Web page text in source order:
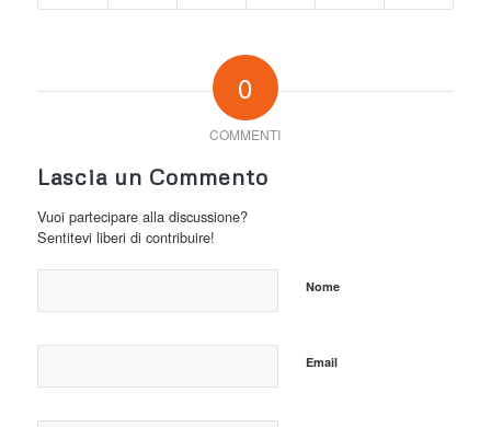
0
COMMENTI
Lascia un Commento
Vuoi partecipare alla discussione?
Sentitevi liberi di contribuire!
Nome
Email